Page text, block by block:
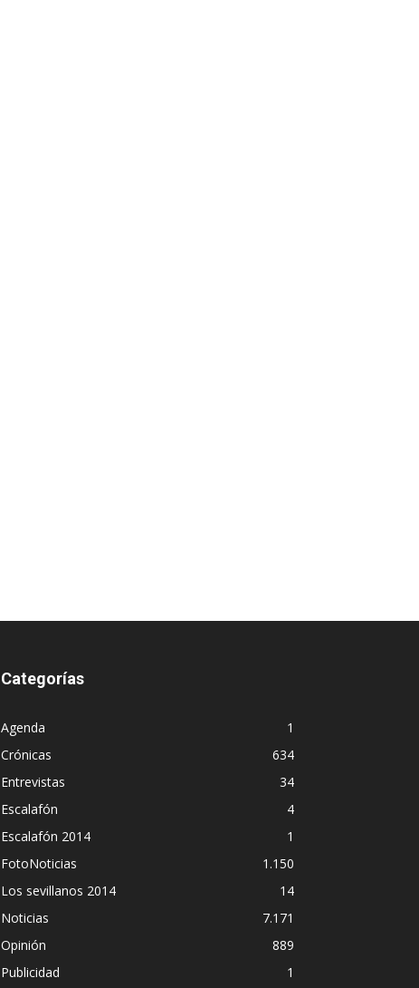
Categorías
Agenda
1
Crónicas
634
Entrevistas
34
Escalafón
4
Escalafón 2014
1
FotoNoticias
1.150
Los sevillanos 2014
14
Noticias
7.171
Opinión
889
Publicidad
1